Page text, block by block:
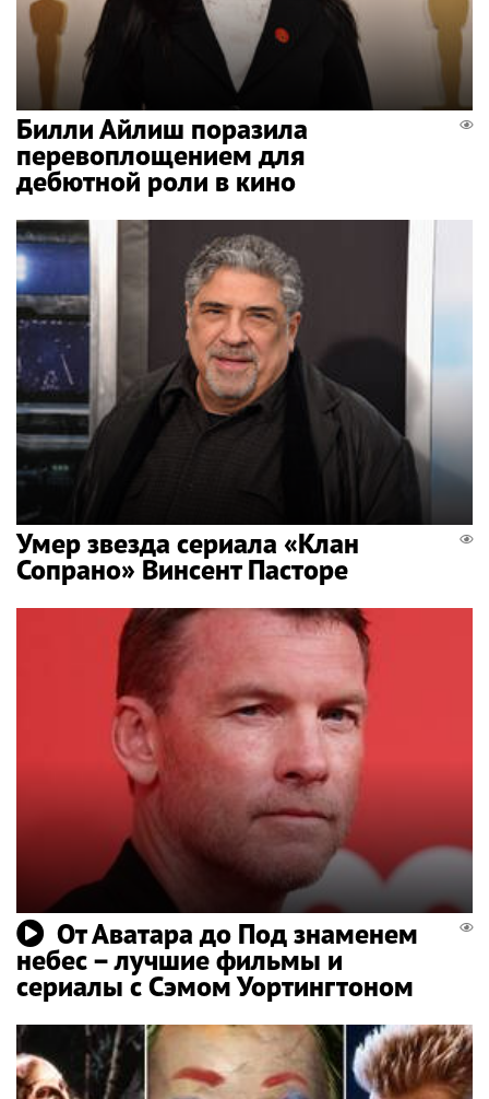
Билли Айлиш поразила
перевоплощением для
дебютной роли в кино
Умер звезда сериала «Клан
Сопрано» Винсент Пасторе
От Аватара до Под знаменем
небес – лучшие фильмы и
сериалы с Сэмом Уортингтоном